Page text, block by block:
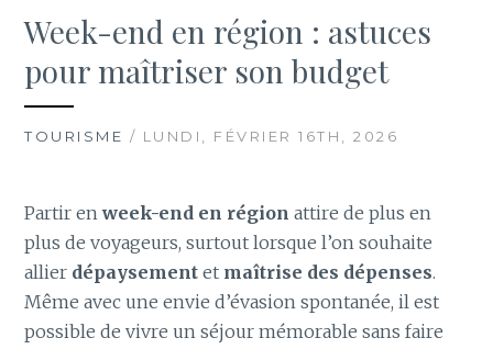
Week-end en région : astuces
pour maîtriser son budget
TOURISME / LUNDI, FÉVRIER 16TH, 2026
Partir enweek-end en région attire de plus en
plus de voyageurs, surtout lorsque l’on souhaite
allier dépaysement et maîtrise des dépenses.
Même avec une envie d’évasion spontanée, il est
possible de vivre un séjour mémorable sans faire